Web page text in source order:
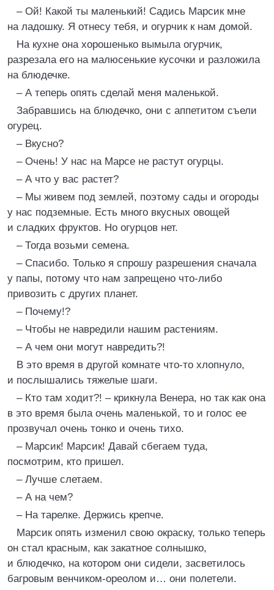
– Ой! Какой ты маленький! Садись Марсик мне
на ладошку. Я отнесу тебя, и огурчик к нам домой.
На кухне она хорошенько вымыла огурчик,
разрезала его на малюсенькие кусочки и разложила
на блюдечке.
– А теперь опять сделай меня маленькой.
Забравшись на блюдечко, они с аппетитом съели
огурец.
– Вкусно?
– Очень! У нас на Марсе не растут огурцы.
– А что у вас растет?
– Мы живем под землей, поэтому сады и огороды
у нас подземные. Есть много вкусных овощей
и сладких фруктов. Но огурцов нет.
– Тогда возьми семена.
– Спасибо. Только я спрошу разрешения сначала
у папы, потому что нам запрещено что-либо
привозить с других планет.
– Почему!?
– Чтобы не навредили нашим растениям.
– А чем они могут навредить?!
В это время в другой комнате что-то хлопнуло,
и послышались тяжелые шаги.
– Кто там ходит?! – крикнула Венера, но так как она
в это время была очень маленькой, то и голос ее
прозвучал очень тонко и очень тихо.
– Марсик! Марсик! Давай сбегаем туда,
посмотрим, кто пришел.
– Лучше слетаем.
– А на чем?
– На тарелке. Держись крепче.
Марсик опять изменил свою окраску, только теперь
он стал красным, как закатное солнышко,
и блюдечко, на котором они сидели, засветилось
багровым венчиком-ореолом и… они полетели.